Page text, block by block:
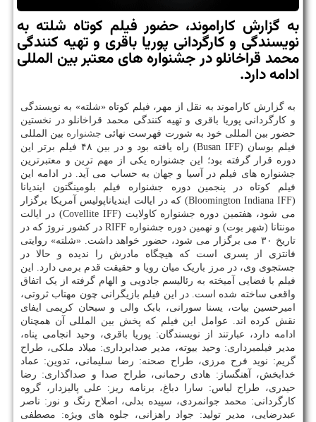
به گزارش کاراموند، حضور فیلم کوتاه شلته به
نویسندگی و کارگردانی پوریا باقری و تهیه کنندگی
محمد قراخانلو در جشنواره های معتبر بین المللی
ادامه دارد.
به گزارش کاراموند به نقل از مهر، فیلم کوتاه «شلته» به نویسندگی
و کارگردانی پوریا باقری و تهیه کنندگی محمد قراخانلو در نخستین
حضور بین المللی خود به شورت فهرست نهائی جشنواره بین المللی
فیلم بوسان (Busan IFF) راه یافته بود و در بین ۴۸ فیلم برتر این
دوره قرار گرفته بود؛ این جشنواره یکی از مهم ترین و معتبرترین
جشنواره های فیلم در آسیا و جهان به حساب می آید. در ادامه این
فیلم کوتاه در پنجمین دوره جشنواره فیلم بلومینگتون ایندیانا
(Bloomington Indiana IFF) که در ایالت ایندیاناپولیس آمریکا برگزار
می شود، هفتمین دوره جشنواره کاولایت (Covellite IFF) در ایالت
مونتانا (شهر بوت) و نهمین دوره جشنواره RIFF در کشور نروژ که در
تاریخ ۳۰ می برگزار می شود، حضور خواهد داشت. «شلته» روایتی
فانتزی از پسری است که هیچگاه مادرش را ندیده و حالا در
جستجوی وی، در مرز باریک میان رویا و حقیقت قدم برمی دارد. این
فیلم با فضایی آمیخته به رئالیسم جادویی و الهام گرفته از یک اتفاق
واقعی ساخته شده است. در این فیلم بازیگرانی چون مهتاب ثروتی،
امیرحسین بیات، یسنا سورانی، بابک والی و سبحان کریمی ایفای
نقش کرده اند. عوامل این فیلم که پخش بین المللی آن همچنان
ادامه دارد، عبارتند از نویسندگان: پوریا باقری، وحید انجامی پناه،
مدیر فیلمبرداری: وحید بیوته، مدیر صدابرداری: میلاد ملکی، طراح
گریم: نوید فرح مرزی، طراح صحنه: رضا سلیمانی، تدوین: عماد
خدابخش، آهنگساز: هادی رحمانی، طراح صدا و صداگذاری: رضا
حیدری، طراح لباس: سارا دباغ، برنامه ریز: علی پالیزدار، گروه
کارگردانی: محمد جوانمردی، سپیده بدلی، اصلاح رنگ و نور: ناصر
عبدرضایی، مدیر تولید: جواد راهزانی، جلوه های ویژه: مصطفی